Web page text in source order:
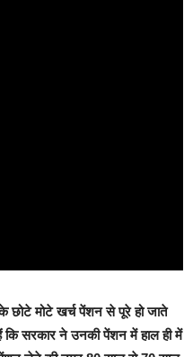
के छोटे मोटे खर्च पेंशन से पूरे हो जाते
कि सरकार ने उनकी पेंशन में हाल ही में